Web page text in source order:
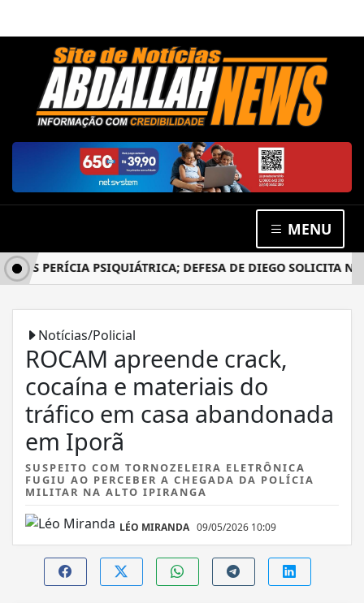
MENU
PERÍCIA PSIQUIÁTRICA; DEFESA DE DIEGO SOLICITA
Notícias/Policial
ROCAM apreende crack,
cocaína e materiais do
tráfico em casa abandonada
em Iporã
SUSPEITO COM TORNOZELEIRA ELETRÔNICA
FUGIU AO PERCEBER A CHEGADA DA POLÍCIA
MILITAR NA ALTO IPIRANGA
LÉO MIRANDA 09/05/2026 10:09